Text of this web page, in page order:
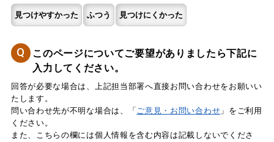
見つけやすかった ふつう 見つけにくかった
Q
このページについてご要望がありましたら下記に
入力してください。
回答が必要な場合は、上記担当部署へ直接お問い合わせをお願いい
たします。
問い合わせ先が不明な場合は、「 ご意見・お問い合わせ 」をご利用
ください。
また、こちらの欄には個人情報を含む内容は記載しないでくださ